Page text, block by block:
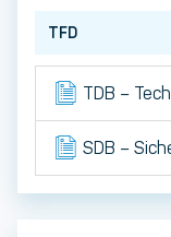
TFD
TDB –
SDB –